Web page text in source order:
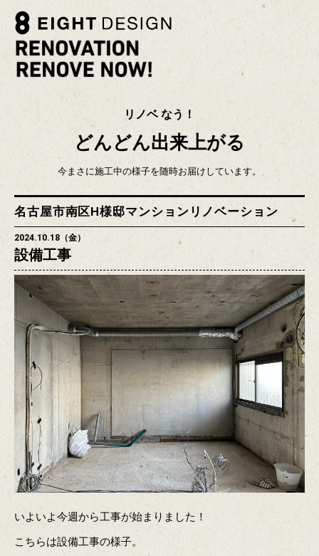
リノベ なう！
どんどん出来上がる
今まさに施工中の様子を随時お届けしています。
名古屋市南区H様邸マンションリノベーション
2024.10.18（金）
設備工事
いよいよ今週から工事が始まりました！
こちらは設備工事の様子。